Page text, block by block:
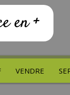
VENDRE
en +